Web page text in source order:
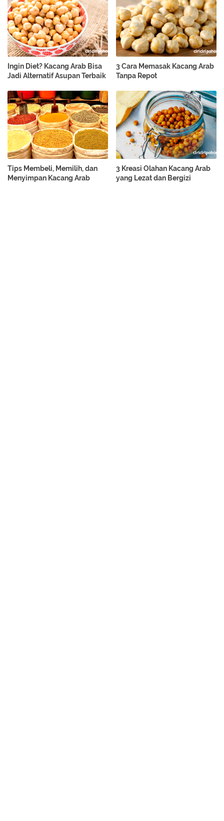
Ingin Diet? Kacang Arab Bisa
Jadi Alternatif Asupan Terbaik
3 Cara Memasak Kacang Arab
Tanpa Repot
Tips Membeli, Memilih, dan
Menyimpan Kacang Arab
3 Kreasi Olahan Kacang Arab
yang Lezat dan Bergizi